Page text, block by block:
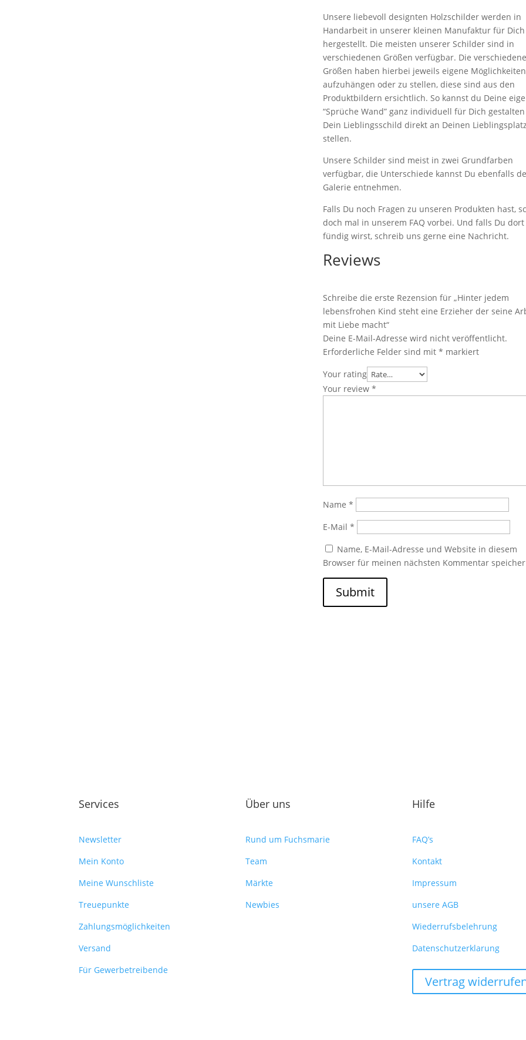
Unsere liebevoll designten Holzschilder werden in
Handarbeit in unserer kleinen Manufaktur für Dich
hergestellt. Die meisten unserer Schilder sind in
verschiedenen Größen verfügbar. Die
Größen haben hierbei jeweils eigene
aufzuhängen oder zu stellen, diese sind aus den
Produktbildern ersichtlich. So kannst du Deine
“Sprüche Wand” ganz individuell für Dich
Dein Lieblingsschild direkt an Deinen
stellen.
Unsere Schilder sind meist in zwei Grundfarben
verfügbar, die Unterschiede kannst Du ebenfalls
Galerie entnehmen.
Falls Du noch Fragen zu unseren Produkten hast,
doch mal in unserem FAQ vorbei. Und falls Du
fündig wirst, schreib uns gerne eine Nachricht.
Reviews
Schreibe die erste Rezension für „Hinter jedem
lebensfrohen Kind steht eine Erzieher der seine
mit Liebe macht“
Deine E-Mail-Adresse wird nicht veröffentlicht.
Erforderliche Felder sind mit * markiert
Your rating
Your review *
Name *
E-Mail *
Name, E-Mail-Adresse und Website in diesem
Browser für meinen nächsten Kommentar
Submit
Services
Newsletter
Mein Konto
Meine Wunschliste
Treuepunkte
Zahlungsmöglichkeiten
Versand
Für Gewerbetreibende
Über uns
Rund um Fuchsmarie
Team
Märkte
Newbies
Hilfe
FAQ’s
Kontakt
Impressum
unsere AGB
Wiederrufsbelehrung
Datenschutzerklarung
Vertrag